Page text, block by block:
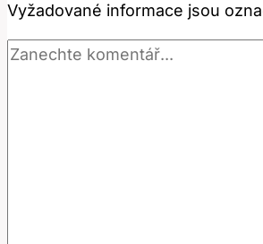
Vyžadované informace jsou